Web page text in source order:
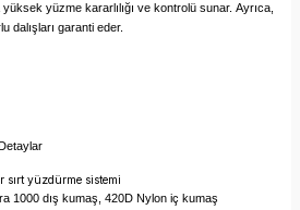
yüzme kararlılığı ve kontrolü sunar. Ayrıca,
dalışları garanti eder.
sırt yüzdürme sistemi
1000 dış kumaş, 420D Nylon iç kumaş